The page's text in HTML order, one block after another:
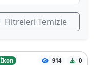
Filtreleri Temizle
İkon 914 0